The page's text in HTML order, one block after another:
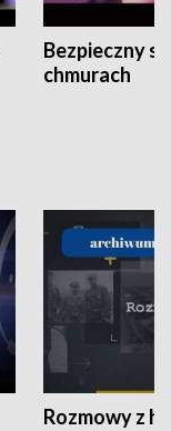
Bezpieczny
chmurach
Rozmowy z